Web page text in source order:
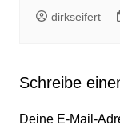
dirkseifert
Schreibe
Deine E-Mail-